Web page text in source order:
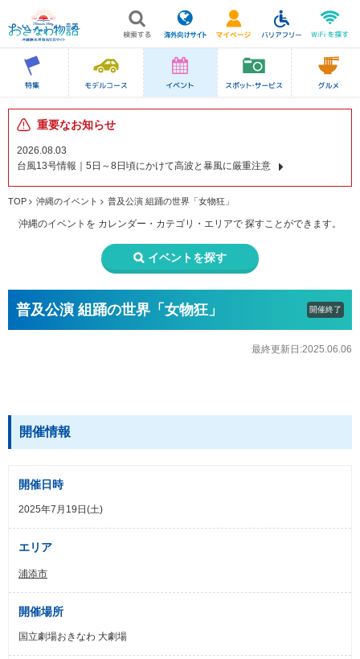
重要なお知らせ
2026.08.03
台風13号情報｜5日～8日頃にかけて高波と暴風に厳重注意
TOP 沖縄のイベント 普及公演 組踊の世界「女物狂」
沖縄のイベントを カレンダー・カテゴリ・エリアで 探すことができます。
イベントを探す
普及公演 組踊の世界「女物狂」 開催終了
最終更新日:2025.06.06
開催情報
開催日時
2025年7月19日(土)
エリア
浦添市
開催場所
国立劇場おきなわ 大劇場